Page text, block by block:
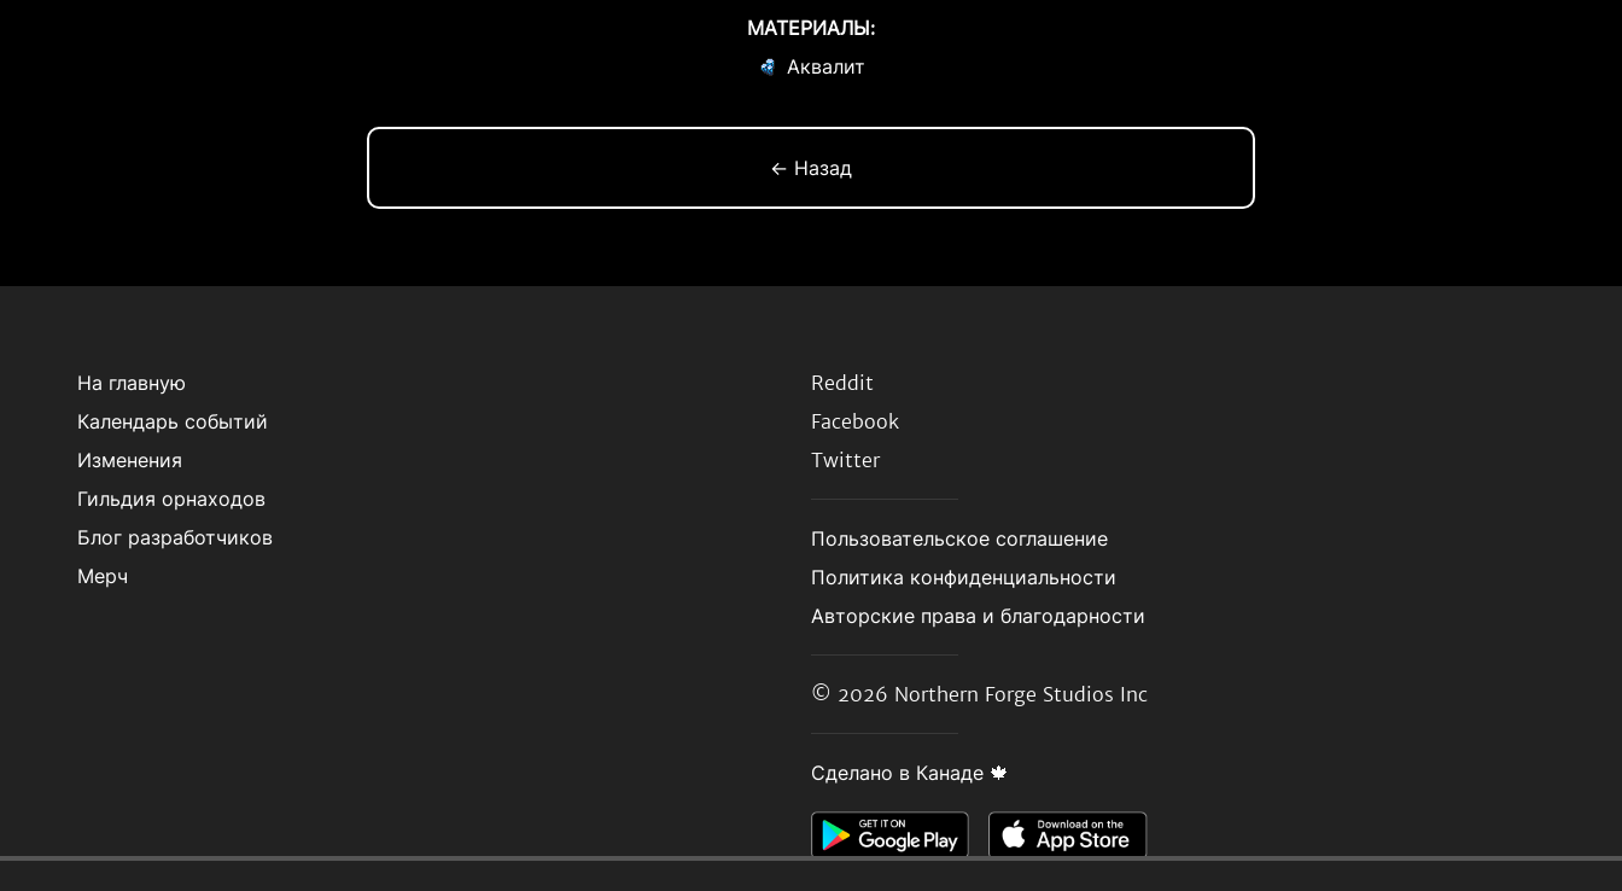
МАТЕРИАЛЫ:
Аквалит
← Назад
На главную
Календарь событий
Изменения
Гильдия орнаходов
Блог разработчиков
Мерч
Reddit
Facebook
Twitter
Пользовательское соглашение
Политика конфиденциальности
Авторские права и благодарности
© 2026 Northern Forge Studios Inc
Сделано в Канаде 🍁